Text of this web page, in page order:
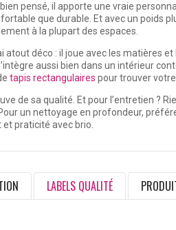
pensé, il apporte une vraie
que durable. Et avec un poids
à la plupart des espaces.
atout déco : il joue avec les matières
aussi bien dans un intérieur
tapis rectangulaires pour trouver
de sa qualité. Et pour l’entretien ?
un nettoyage en profondeur,
praticité avec brio.
LABELS QUALITÉ